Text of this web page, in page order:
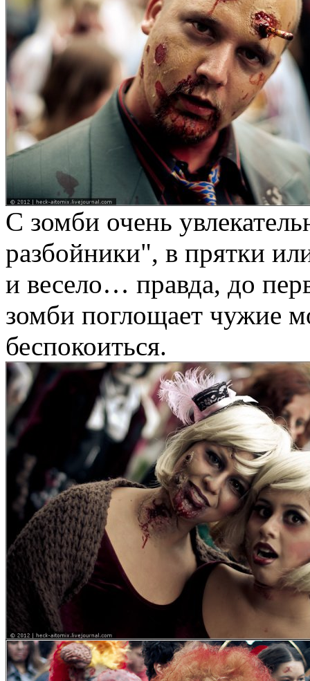
С зомби очень
разбойники", в прятки
и весело… правда, до
зомби поглощает чужие
беспокоиться.